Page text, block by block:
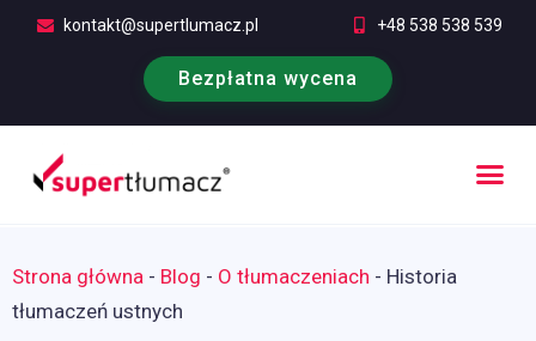
kontakt@supertlumacz.pl +48 538 538 539
Bezpłatna wycena
Strona główna - Blog - O tłumaczeniach - Historia
tłumaczeń ustnych